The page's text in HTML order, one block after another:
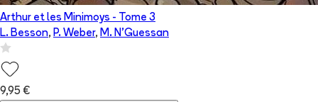
Arthur et les Minimoys - Tome 3
L. Besson, P. Weber, M. N'Guessan
9,95 €